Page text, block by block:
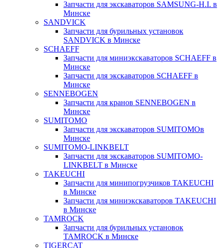
Запчасти для экскаваторов SAMSUNG-H.I. в
Минске
SANDVICK
Запчасти для бурильных установок
SANDVICK в Минске
SCHAEFF
Запчасти для миниэкскаваторов SCHAEFF в
Минске
Запчасти для экскаваторов SCHAEFF в
Минске
SENNEBOGEN
Запчасти для кранов SENNEBOGEN в
Минске
SUMITOMO
Запчасти для экскаваторов SUMITOMOв
Минске
SUMITOMO-LINKBELT
Запчасти для экскаваторов SUMITOMO-
LINKBELT в Минске
TAKEUCHI
Запчасти для минипогрузчиков TAKEUCHI
в Минске
Запчасти для миниэкскаваторов TAKEUCHI
в Минске
TAMROCK
Запчасти для бурильных установок
TAMROCK в Минске
TIGERCAT